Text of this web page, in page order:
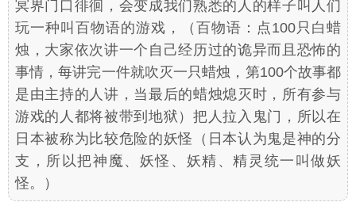
冥界门口徘徊，会变成我们熟悉的人的样子叫人们
玩一种叫百物语的游戏，（百物语：点100只白蜡
烛，大家依次讲一个自己经历过的诡异而且恐怖的
事情，每讲完一件就吹灭一只蜡烛，第100个故事都
是由主持的人讲，当最后的蜡烛熄灭时，所有参与
游戏的人都将被带到地狱）把人拉入鬼门，所以在
日本被称为比较危险的妖怪（日本认为鬼是神的分
支，所以把神魔、妖怪、妖精、精灵统一叫做妖
怪。）